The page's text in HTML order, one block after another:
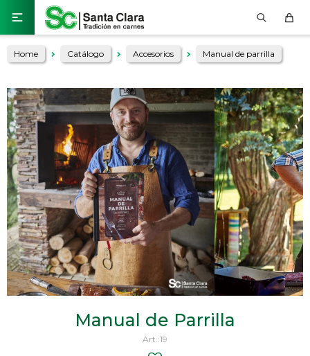

Home Catálogo Accesorios Manual de parrilla
Manual de Parrilla
19